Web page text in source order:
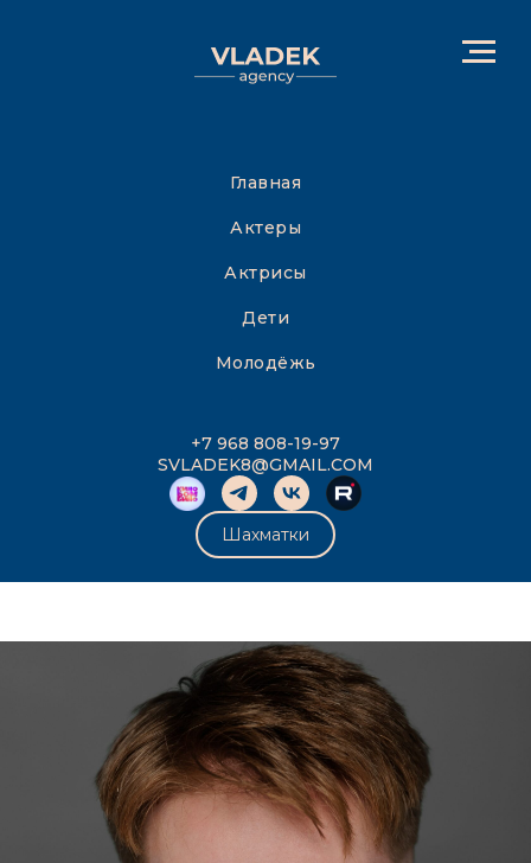
Главная
Актеры
Актрисы
Дети
Молодёжь
+7 968 808-19-97
SVLADEK8@GMAIL.COM
Шахматки